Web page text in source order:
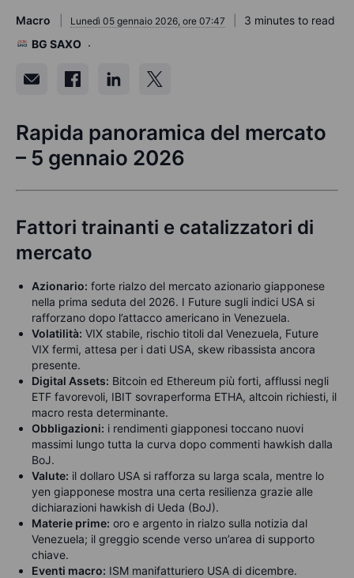
Macro Lunedì 05 gennaio 2026, ore 07:47
3 minutes to read
BG SAXO
Rapida panoramica del mercato
– 5 gennaio 2026
Fattori trainanti e catalizzatori di
mercato
Azionario: forte rialzo del mercato azionario giapponese
nella prima seduta del 2026. I Future sugli indici USA si
rafforzano dopo l’attacco americano in Venezuela.
Volatilità: VIX stabile, rischio titoli dal Venezuela, Future
VIX fermi, attesa per i dati USA, skew ribassista ancora
presente.
Digital Assets: Bitcoin ed Ethereum più forti, afflussi negli
ETF favorevoli, IBIT sovraperforma ETHA, altcoin richiesti, il
macro resta determinante.
Obbligazioni: i rendimenti giapponesi toccano nuovi
massimi lungo tutta la curva dopo commenti hawkish dalla
BoJ.
Valute: il dollaro USA si rafforza su larga scala, mentre lo
yen giapponese mostra una certa resilienza grazie alle
dichiarazioni hawkish di Ueda (BoJ).
Materie prime: oro e argento in rialzo sulla notizia dal
Venezuela; il greggio scende verso un’area di supporto
chiave.
Eventi macro: ISM manifatturiero USA di dicembre.